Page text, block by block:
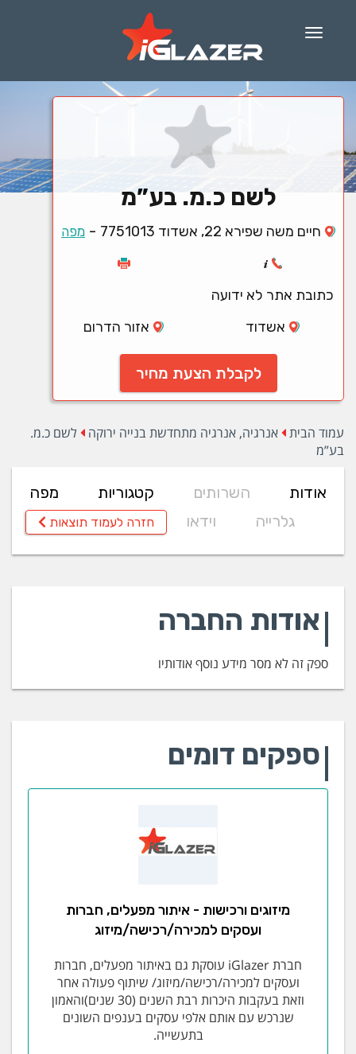
Menu
לשם כ.מ. בע”מ
חיים משה שפירא 22, אשדוד 7751013 - מפה
כתובת אתר לא ידועה
אשדוד
אזור הדרום
לקבלת הצעת מחיר
עמוד הבית אנרגיה, אנרגיה מתחדשת בנייה ירוקה
לשם כ.מ.
בע”מ
אודות השרותים קטגוריות
מפה
גלרייה
וידאו חזרה לעמוד תוצאות
אודות החברה
ספק זה לא מסר מידע נוסף אודותיו
ספקים דומים
מיזוגים ורכישות - איתור מפעלים, חברות
ועסקים למכירה/רכישה/מיזוג
חברת iGlazer עוסקת גם באיתור מפעלים, חברות
ועסקים למכירה/רכישה/מיזוג/ שיתוף פעולה אחר
וזאת בעקבות היכרות רבת השנים (30 שנים)והאמון
שנרכש עם אותם אלפי עסקים בענפים השונים
בתעשייה.